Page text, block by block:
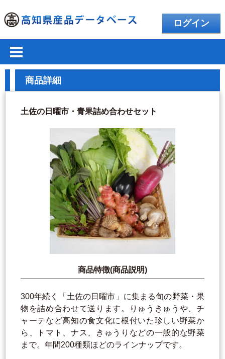
ログイン
商品詳細
土佐の日曜市・青果詰め合わせセット
商品特徴(商品説明)
300年続く「土佐の日曜市」に集まる旬の野菜・果
物を詰め合わせて送ります。りゅうきゅうや、チ
ャーテなど高知の食文化に根付いた珍しい野菜か
ら、トマト、ナス、きゅうりなどの一般的な野菜
まで。年間200種類ほどのラインナップです。